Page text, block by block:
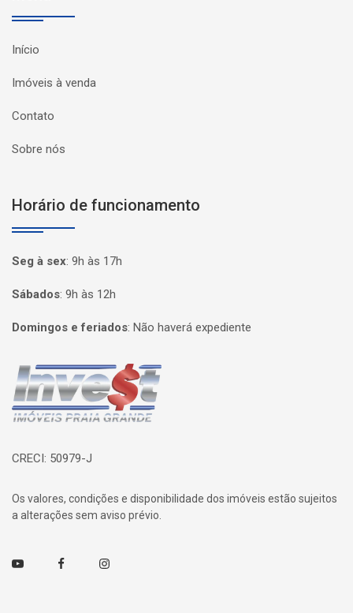
Início
Imóveis à venda
Contato
Sobre nós
Horário de funcionamento
Seg à sex: 9h às 17h
Sábados: 9h às 12h
Domingos e feriados: Não haverá expediente
Página inicial
CRECI: 50979-J
Os valores, condições e disponibilidade dos imóveis estão sujeitos
a alterações sem aviso prévio.
Youtube FacebookInstagram